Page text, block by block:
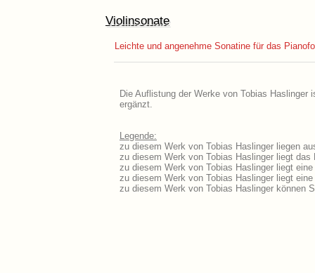
Violinsonate
Leichte und angenehme Sonatine für das
Die Auflistung der Werke von Tobias
ergänzt.
Legende:
zu diesem Werk von Tobias Haslinger liegen
zu diesem Werk von Tobias Haslinger liegt das
zu diesem Werk von Tobias Haslinger liegt
zu diesem Werk von Tobias Haslinger liegt
zu diesem Werk von Tobias Haslinger können